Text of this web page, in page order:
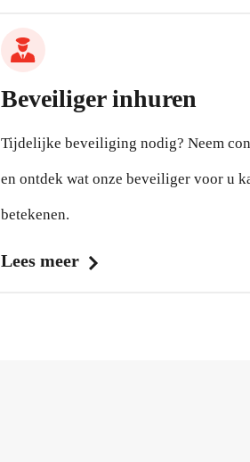
Beveiliger inhuren
Tijdelijke beveiliging nodig? Neem
en ontdek wat onze beveiliger voor u
betekenen.
Lees meer